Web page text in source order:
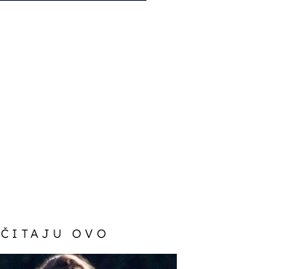
ČITAJU OVO